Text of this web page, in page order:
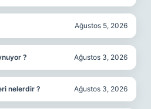
Ağustos 5, 2026
? Ağustos 3, 2026
nelerdir ? Ağustos 3, 2026